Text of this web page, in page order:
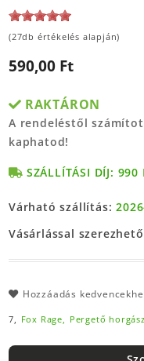
(27db értékelés alapján)
590,00 Ft
RAKTÁRON
A rendeléstől
kaphatod!
SZÁLLÍTÁSI DÍJ: 990
Várható szállítás:
Vásárlással
Hozzáadás
7, Fox Rage, Pergető